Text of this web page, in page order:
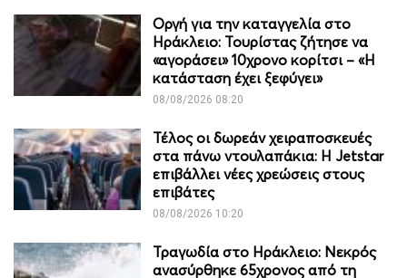
Οργή για την καταγγελία στο
Ηράκλειο: Τουρίστας ζήτησε να
«αγοράσει» 10χρονο κορίτσι – «Η
κατάσταση έχει ξεφύγει»
08/08/2026 08:20
Τέλος οι δωρεάν χειραποσκευές
στα πάνω ντουλαπάκια: Η Jetstar
επιβάλλει νέες χρεώσεις στους
επιβάτες
08/08/2026 10:20
Τραγωδία στο Ηράκλειο: Νεκρός
ανασύρθηκε 65χρονος από τη